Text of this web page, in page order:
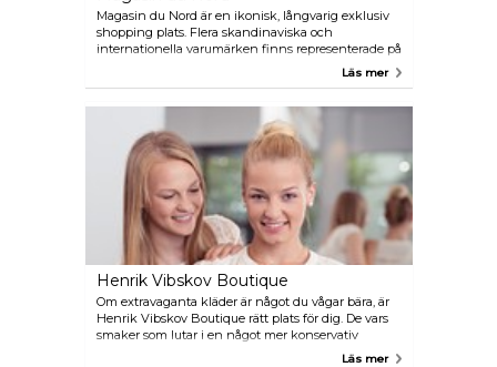
Magasin du Nord är en ikonisk, långvarig exklusiv
shopping plats. Flera skandinaviska och
internationella varumärken finns representerade på
varuhuset och objekt allt från hushållsartiklar till
Läs mer
Henrik Vibskov Boutique
Om extravaganta kläder är något du vågar bära, är
Henrik Vibskov Boutique rätt plats för dig. De vars
smaker som lutar i en något mer konservativ
riktning kommer fortfarande njuta av att tittaLäs mer